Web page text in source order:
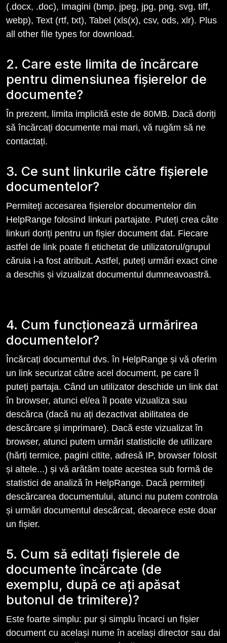
(.docx, .doc), Imagini (bmp, jpeg, jpg, png, svg, tiff,
webp), Text (rtf, txt), Tabel (xls(x), csv, ods, xlr). Plus
all other file types for download.
2. Care este limita de încărcare
pentru dimensiunea fișierelor de
documente?
În prezent, limita implicită este de 80MB. Dacă doriți
să încărcați documente mai mari, vă rugăm să ne
contactați.
3. Ce sunt linkurile către fișierele
documentelor?
Permiteți accesarea fișierelor documentelor din
HelpRange folosind linkuri partajate. Puteți crea câte
linkuri doriți pentru un fișier document dat. Fiecare
astfel de link poate fi etichetat de utilizatorul/grupul
căruia i-a fost atribuit. Astfel, puteți urmări exact cine
a deschis și vizualizat documentul dumneavoastră.
4. Cum funcționează urmărirea
documentelor?
Încărcați documentul dvs. în HelpRange și vă oferim
un link securizat către acel document, pe care îl
puteți partaja. Când un utilizator deschide un link dat
în browser, atunci el/ea îl poate vizualiza sau
descărca (dacă nu ați dezactivat abilitatea de
descărcare și imprimare). Dacă este vizualizat în
browser, atunci putem urmări statisticile de utilizare
(hărți termice, pagini citite, adresă IP, browser folosit
și altele...) și vă arătăm toate acestea sub formă de
statistici de analiză în HelpRange. Dacă permiteți
descărcarea documentului, atunci nu putem controla
și urmări documentul descărcat, deoarece este doar
un fișier.
5. Cum să editați fișierele de
documente încărcate (de
exemplu, după ce ați apăsat
butonul de trimitere)?
Este foarte simplu: pur și simplu încarci un fișier
document cu același nume în același director sau dai